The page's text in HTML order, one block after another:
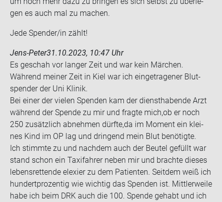
gen es auch mal zu ma­chen.
Jede Spen­der/in zählt!
Jens-Peter31.10.2023, 10:47 Uhr
Es ge­schah vor lan­ger Zeit und war kein Mär­chen.
Wäh­rend mei­ner Zeit in Kiel war ich ein­ge­tra­ge­ner Blut­
spen­der der Uni Kli­nik.
Bei einer der vie­len Spen­den kam der dienst­ha­ben­de Arzt
wäh­rend der Spen­de zu mir und frag­te mich,ob er noch
250 zu­sätz­lich ab­neh­men dürf­te,da im Mo­ment ein klei­
nes Kind im OP lag und drin­gend mein Blut be­nö­tig­te.
Ich stimm­te zu und nach­dem auch der Beu­tel ge­füllt war
stand schon ein Ta­xi­fah­rer neben mir und brach­te die­ses
le­bens­ret­ten­de el­e­xier zu dem Pa­ti­en­ten. Seit­dem weiß ich
hun­dert­pro­zen­tig wie wich­tig das Spen­den ist. Mitt­ler­wei­le
habe ich beim DRK auch die 100. Spen­de ge­habt und ich